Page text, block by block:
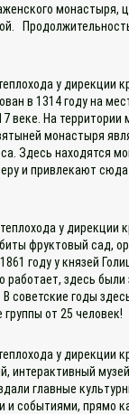
монастыря,
у дирекции
в 1314 году на
На территории
монастыря
Здесь находятся
и привлекают
у дирекции
фруктовый сад,
году у князей
здесь
годы
от 25 человек!
у дирекции
главные
событиями, прямо